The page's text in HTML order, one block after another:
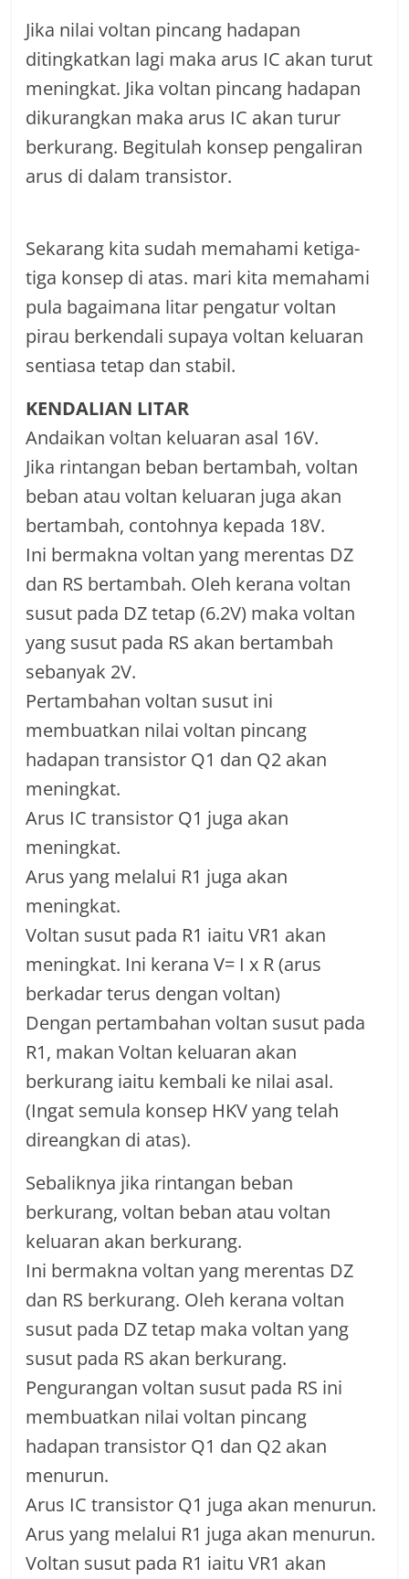
Jika nilai voltan pincang hadapan
ditingkatkan lagi maka arus IC akan turut
meningkat. Jika voltan pincang hadapan
dikurangkan maka arus IC akan turur
berkurang. Begitulah konsep pengaliran
arus di dalam transistor.
Sekarang kita sudah memahami ketiga-
tiga konsep di atas. mari kita memahami
pula bagaimana litar pengatur voltan
pirau berkendali supaya voltan keluaran
sentiasa tetap dan stabil.
KENDALIAN LITAR
Andaikan voltan keluaran asal 16V.
Jika rintangan beban bertambah, voltan
beban atau voltan keluaran juga akan
bertambah, contohnya kepada 18V.
Ini bermakna voltan yang merentas DZ
dan RS bertambah. Oleh kerana voltan
susut pada DZ tetap (6.2V) maka voltan
yang susut pada RS akan bertambah
sebanyak 2V.
Pertambahan voltan susut ini
membuatkan nilai voltan pincang
hadapan transistor Q1 dan Q2 akan
meningkat.
Arus IC transistor Q1 juga akan
meningkat.
Arus yang melalui R1 juga akan
meningkat.
Voltan susut pada R1 iaitu VR1 akan
meningkat. Ini kerana V= I x R (arus
berkadar terus dengan voltan)
Dengan pertambahan voltan susut pada
R1, makan Voltan keluaran akan
berkurang iaitu kembali ke nilai asal.
(Ingat semula konsep HKV yang telah
direangkan di atas).
Sebaliknya jika rintangan beban
berkurang, voltan beban atau voltan
keluaran akan berkurang.
Ini bermakna voltan yang merentas DZ
dan RS berkurang. Oleh kerana voltan
susut pada DZ tetap maka voltan yang
susut pada RS akan berkurang.
Pengurangan voltan susut pada RS ini
membuatkan nilai voltan pincang
hadapan transistor Q1 dan Q2 akan
menurun.
Arus IC transistor Q1 juga akan menurun.
Arus yang melalui R1 juga akan menurun.
Voltan susut pada R1 iaitu VR1 akan